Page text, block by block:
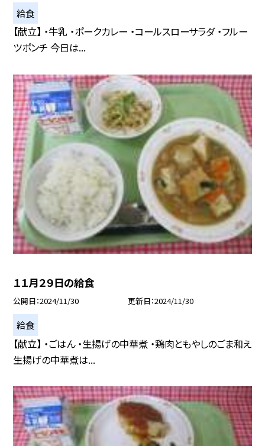
給食
【献立】 ・牛乳 ・ポークカレー ・コールスローサラダ ・フルー
ツポンチ 今日は...
１１月２９日の給食
公開日 2024/11/30 更新日 2024/11/30
給食
【献立】 ・ごはん ・生揚げの中華煮 ・鶏肉ともやしのごま和え
生揚げの中華煮は...